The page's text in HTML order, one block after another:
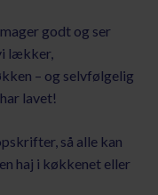
godt og ser
lækker,
– og selvfølgelig
lavet!
så alle kan
haj i køkkenet eller